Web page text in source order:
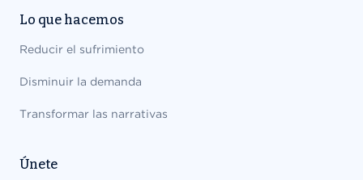
Lo que hacemos
Reducir el sufrimiento
Disminuir la demanda
Transformar las narrativas
Únete